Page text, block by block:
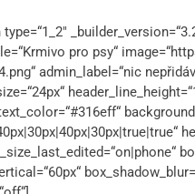
pro psy“
admin_label=“nic